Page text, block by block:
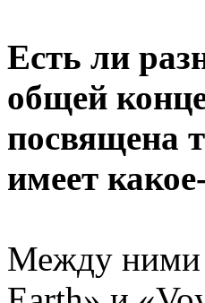
Есть ли
общей
посвящена
имеет
Между ними